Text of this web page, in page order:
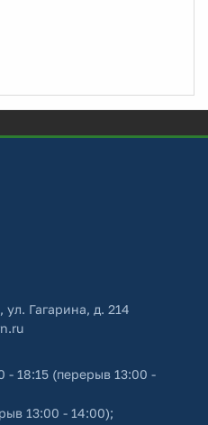
Гагарина, д. 214
- 18:15 (перерыв 13:00 -
13:00 - 14:00);